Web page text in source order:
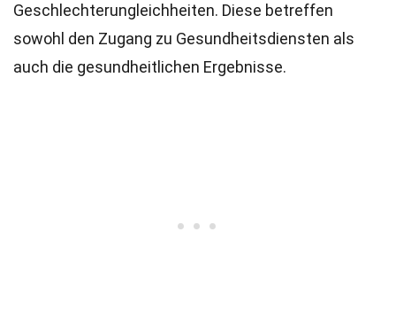
Geschlechterungleichheiten. Diese betreffen
sowohl den Zugang zu Gesundheitsdiensten als
auch die gesundheitlichen Ergebnisse.